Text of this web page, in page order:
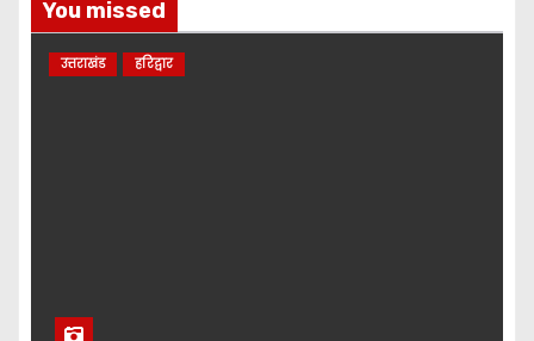
You missed
उत्तराखंड हरिद्वार